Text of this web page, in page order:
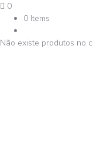
0
0 Items
Não existe produtos no